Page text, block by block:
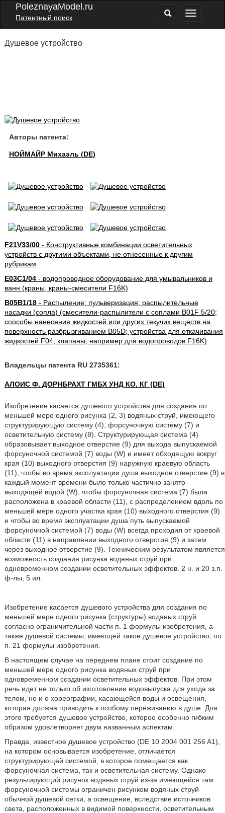
PoleznayaModel.ru
Патентный поиск
Душевое устройство
Авторы патента:
НОЙМАЙР Михаэль (DE)
F21V33/00- Конструктивные комбинации осветительных
устройств с другими объектами, не отнесенные к другим
рубрикам
E03C1/04- водопроводное оборудование для умывальников и
ванн (краны, краны-смесители F16K)
B05B1/18- Распыление; пульверизация; распылительные
насадки (сопла) (смесители-распылители с соплами B01F 5/20;
способы нанесения жидкостей или других текучих веществ на
поверхность разбрызгиванием B05D; устройства для откачивания
жидкостей F04; клапаны, например для водопроводов F16K)
Владельцы патента RU 2735361:
АЛОИС Ф. ДОРНБРАХТ ГМБХ УНД КО. КГ (DE)
Изобретение касается душевого устройства для создания по
меньшей мере одного рисунка (2, 3) водяных струй, имеющего
структурирующую систему (4), форсуночную систему (7) и
осветительную систему (8). Структурирующая система (4)
образовывает выходное отверстие (9) для выхода выпускаемой
форсуночной системой (7) воды (W) и имеет обходящую вокруг
края (10) выходного отверстия (9) наружную краевую область
(11), чтобы во время эксплуатации душа выходное отверстие (9) в
каждый момент времени было только частично занято
выходящей водой (W), чтобы форсуночная система (7) была
расположена в краевой области (11), с распределением вдоль по
меньшей мере одного участка края (10) выходного отверстия (9)
и чтобы во время эксплуатации душа путь выпускаемой
форсуночной системой (7) воды (W) всегда проходил от краевой
области (11) в направлении выходного отверстия (9) и затем
через выходное отверстие (9). Техническим результатом является
возможность создания рисунка водяных струй при
одновременном создании осветительных эффектов. 2 н. и 20 з.п.
ф-лы, 5 ил.
Изобретение касается душевого устройства для создания по
меньшей мере одного рисунка (структуры) водяных струй
согласно ограничительной части п. 1 формулы изобретения, а
также душевой системы, имеющей такое душевое устройство, по
п. 21 формулы изобретения.
В настоящем случае на переднем плане стоит создание по
меньшей мере одного рисунка водяных струй при
одновременном создании осветительных эффектов. При этом
речь идет не только об изготовлении водовыпуска для ухода за
телом, но и о хореографии, касающейся воды и освещения,
которая должна приводить к особому переживанию в душе. Для
этого требуется душевое устройство, которое особенно гибким
образом удовлетворяет двум названным аспектам.
Правда, известное душевое устройство (DE 10 2004 001 256 A1),
на котором основывается изобретение, отличается
структурирующей системой, в которое помещается как
форсуночная система, так и осветительная систему. Однако
результирующий рисунок водяных струй из-за имеющейся там
форсуночной системы ограничен рисунком водяных струй
обычной душевой сетки, а освещение, вследствие источников
света, расположенных в видимой поверхности, осветительным